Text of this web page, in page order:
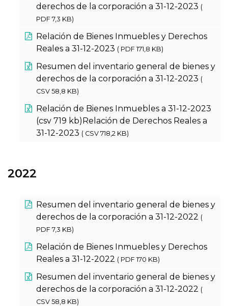
derechos de la corporación a 31-12-2023 (
PDF 7,3 KB)
Relación de Bienes Inmuebles y Derechos
Reales a 31-12-2023 ( PDF 171,8 KB)
Resumen del inventario general de bienes y
derechos de la corporación a 31-12-2023 (
CSV 58,8 KB)
Relación de Bienes Inmuebles a 31-12-2023
(csv 719 kb)Relación de Derechos Reales a
31-12-2023 ( CSV 718,2 KB)
2022
Resumen del inventario general de bienes y
derechos de la corporación a 31-12-2022 (
PDF 7,3 KB)
Relación de Bienes Inmuebles y Derechos
Reales a 31-12-2022 ( PDF 170 KB)
Resumen del inventario general de bienes y
derechos de la corporación a 31-12-2022 (
CSV 58,8 KB)